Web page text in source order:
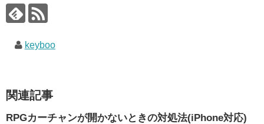
keyboo
関連記事
RPGカーチャンが開かないときの対処法(iPhone対応)